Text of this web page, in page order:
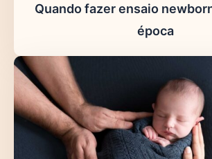
Quando fazer ensaio
época